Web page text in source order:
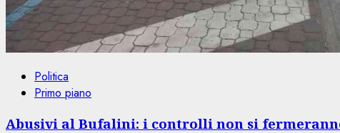
Politica
Primo piano
Abusivi al Bufalini: i controlli non si